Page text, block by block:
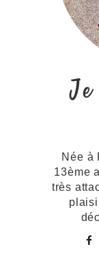
Née à
13ème
très